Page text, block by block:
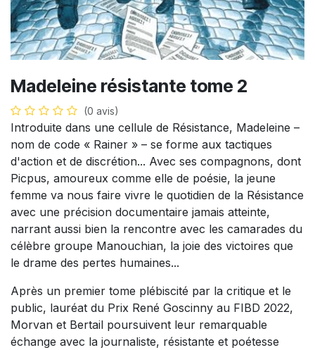
Madeleine résistante tome 2
(0 avis)
Introduite dans une cellule de Résistance, Madeleine –
nom de code « Rainer » – se forme aux tactiques
d'action et de discrétion... Avec ses compagnons, dont
Picpus, amoureux comme elle de poésie, la jeune
femme va nous faire vivre le quotidien de la Résistance
avec une précision documentaire jamais atteinte,
narrant aussi bien la rencontre avec les camarades du
célèbre groupe Manouchian, la joie des victoires que
le drame des pertes humaines...
Après un premier tome plébiscité par la critique et le
public, lauréat du Prix René Goscinny au FIBD 2022,
Morvan et Bertail poursuivent leur remarquable
échange avec la journaliste, résistante et poétesse